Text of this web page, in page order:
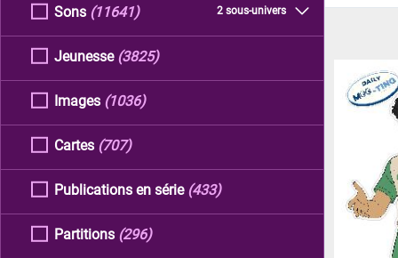
Sons 2 sous-univers
(11641)
Jeunesse (3825)
Images (1036)
Cartes (707)
Publications en série (433)
Partitions (296)